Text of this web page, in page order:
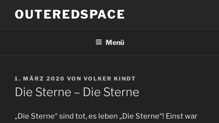
InhaltOUTEREDSPACE
Menü
VERÖFFENTLICHT
AM
1. MÄRZ 2020 VON VOLKER KINDT
Die Sterne – Die Sterne
„Die Sterne“ sind tot, es leben „Die Sterne“! Einst war